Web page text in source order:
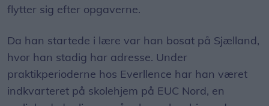
flytter sig efter opgaverne.
Da han startede i lære var han bosat på Sjælland,
hvor han stadig har adresse. Under
praktikperioderne hos Everllence har han været
indkvarteret på skolehjem på EUC Nord, en